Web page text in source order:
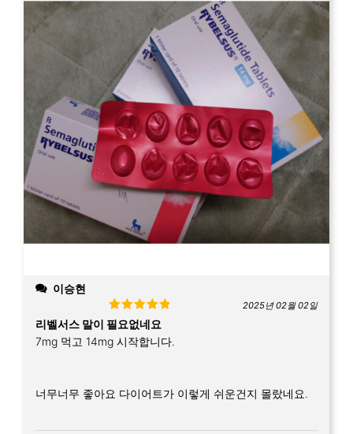
이승현
Rated 5out
of 5
2025년 02월 02일
리벨서스 말이 필요없네요
7mg 먹고 14mg 시작합니다.
너무너무 좋아요 다이어트가 이렇게 쉬운건지 몰랐네요.